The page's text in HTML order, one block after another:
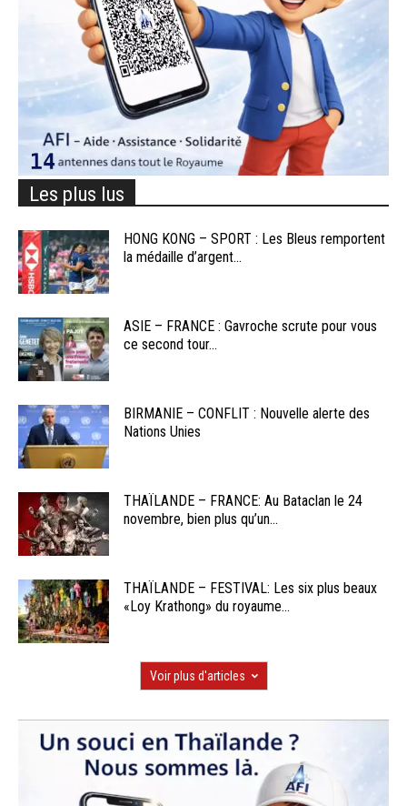
Les plus lus
HONG KONG – SPORT : Les Bleus remportent
la médaille d’argent...
ASIE – FRANCE : Gavroche scrute pour vous
ce second tour...
BIRMANIE – CONFLIT : Nouvelle alerte des
Nations Unies
THAÏLANDE – FRANCE: Au Bataclan le 24
novembre, bien plus qu’un...
THAÏLANDE – FESTIVAL: Les six plus beaux
«Loy Krathong» du royaume...
Voir plus d'articles